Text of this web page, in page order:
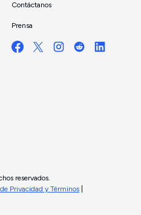
Contáctanos
Prensa
reservados.
Privacidad y Términos